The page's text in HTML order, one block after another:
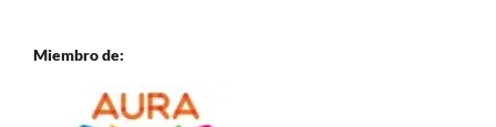
Miembro de: